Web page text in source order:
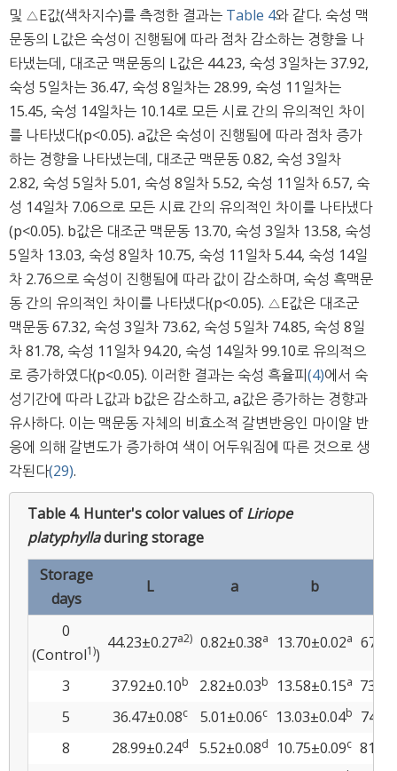
및 △E값(색차지수)를 측정한 결과는 Table 4와 같다. 숙성 맥
문동의 L값은 숙성이 진행됨에 따라 점차 감소하는 경향을 나
타냈는데, 대조군 맥문동의 L값은 44.23, 숙성 3일차는 37.92,
숙성 5일차는 36.47, 숙성 8일차는 28.99, 숙성 11일차는
15.45, 숙성 14일차는 10.14로 모든 시료 간의 유의적인 차이
를 나타냈다(p<0.05). a값은 숙성이 진행됨에 따라 점차 증가
하는 경향을 나타냈는데, 대조군 맥문동 0.82, 숙성 3일차
2.82, 숙성 5일차 5.01, 숙성 8일차 5.52, 숙성 11일차 6.57, 숙
성 14일차 7.06으로 모든 시료 간의 유의적인 차이를 나타냈다
(p<0.05). b값은 대조군 맥문동 13.70, 숙성 3일차 13.58, 숙성
5일차 13.03, 숙성 8일차 10.75, 숙성 11일차 5.44, 숙성 14일
차 2.76으로 숙성이 진행됨에 따라 값이 감소하며, 숙성 흑맥문
동 간의 유의적인 차이를 나타냈다(p<0.05). △E값은 대조군
맥문동 67.32, 숙성 3일차 73.62, 숙성 5일차 74.85, 숙성 8일
차 81.78, 숙성 11일차 94.20, 숙성 14일차 99.10로 유의적으
로 증가하였다(p<0.05). 이러한 결과는 숙성 흑율피(4)에서 숙
성기간에 따라 L값과 b값은 감소하고, a값은 증가하는 경향과
유사하다. 이는 맥문동 자체의 비효소적 갈변반응인 마이얄 반
응에 의해 갈변도가 증가하여 색이 어두워짐에 따른 것으로 생
각된다(29).
Table 4. Hunter's color values ofLiriope
platyphylladuring storage
Storage
days
L a b
0
(Control1))
44.23±0.27a2) 0.82±0.38a 13.70±0.02a
3 37.92±0.10b 2.82±0.03b 13.58±0.15a
5
36.47±0.08c 5.01±0.06c 13.03±0.04b
8
28.99±0.24d 5.52±0.08d 10.75±0.09c